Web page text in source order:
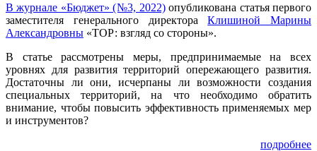
В журнале «Бюджет» (№3, 2022)опубликована статья первого
заместителя генерального директораКлишиной Марины
Александровны «ТОР: взгляд со стороны».
В статье рассмотрены меры, предпринимаемые на всех
уровнях для развития территорий опережающего развития.
Достаточны ли они, исчерпаны ли возможности создания
специальных территорий, на что необходимо обратить
внимание, чтобы повысить эффективность применяемых мер
и инструментов?
подробнее